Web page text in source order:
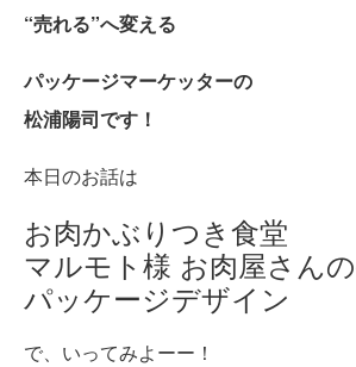
“売れる”へ変える
パッケージマーケッターの
松浦陽司です！
本日のお話は
お肉かぶりつき食堂
マルモト様 お肉屋さん
パッケージデザイン
で、いってみよーー！